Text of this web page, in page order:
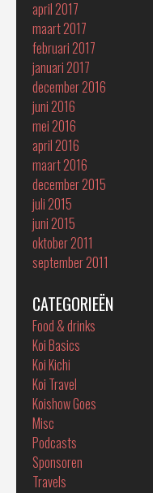
april 2017
maart 2017
februari 2017
januari 2017
december 2016
juni 2016
mei 2016
april 2016
maart 2016
december 2015
juli 2015
juni 2015
oktober 2011
september 2011
CATEGORIEËN
Food & drinks
Koi Basics
Koi Kichi
Koi Travel
Koishow Goes
Misc
Podcasts
Sponsoren
Travels